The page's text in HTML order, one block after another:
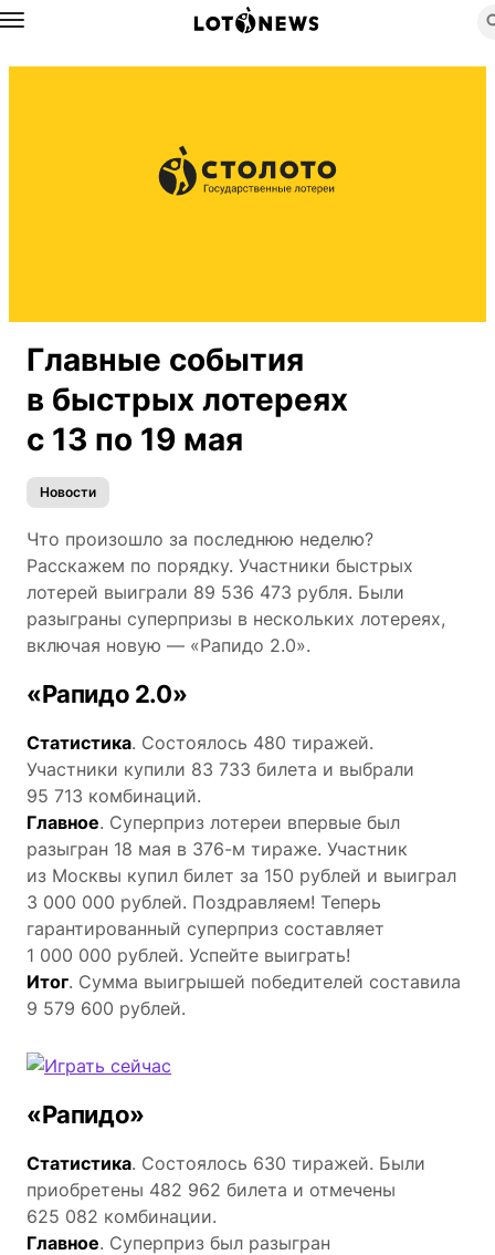
Назад
Главные события
в быстрых лотереях
с 13 по 19 мая
Новости
Что произошло за последнюю неделю?
Расскажем по порядку. Участники быстрых
лотерей выиграли 89 536 473 рубля. Были
разыграны суперпризы в нескольких лотереях,
включая новую — «Рапидо 2.0».
«Рапидо 2.0»
Статистика. Состоялось 480 тиражей.
Участники купили 83 733 билета и выбрали
95 713 комбинаций.
Главное. Суперприз лотереи впервые был
разыгран 18 мая в 376-м тираже. Участник
из Москвы купил билет за 150 рублей и выиграл
3 000 000 рублей. Поздравляем! Теперь
гарантированный суперприз составляет
1 000 000 рублей. Успейте выиграть!
Итог. Сумма выигрышей победителей составила
9 579 600 рублей.
«Рапидо»
Статистика. Состоялось 630 тиражей. Были
приобретены 482 962 билета и отмечены
625 082 комбинации.
Главное. Суперприз был разыгран